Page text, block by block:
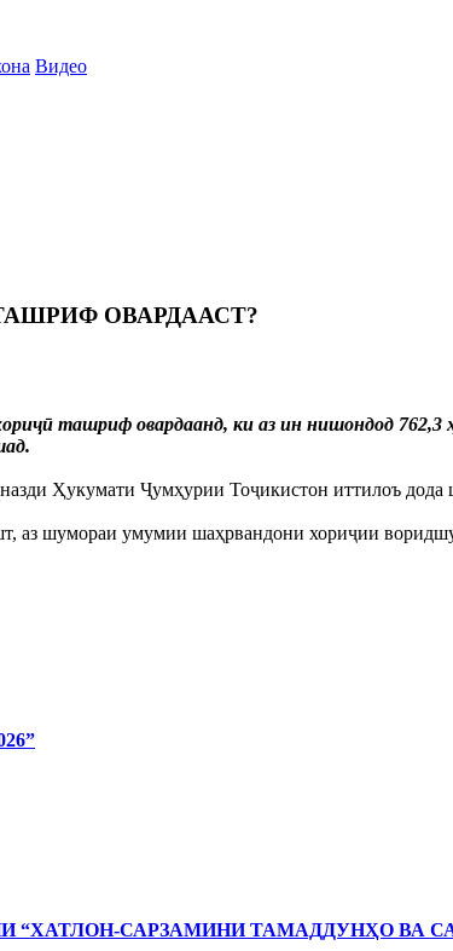
Видео
ОВАРДААСТ?
ташриф овардаанд, ки аз ин нишондод 762,3
Ҳукумати Ҷумҳурии Тоҷикистон иттилоъ дода
аз шумораи умумии шаҳрвандони хориҷии
САРЗАМИНИ ТАМАДДУНҲО ВА